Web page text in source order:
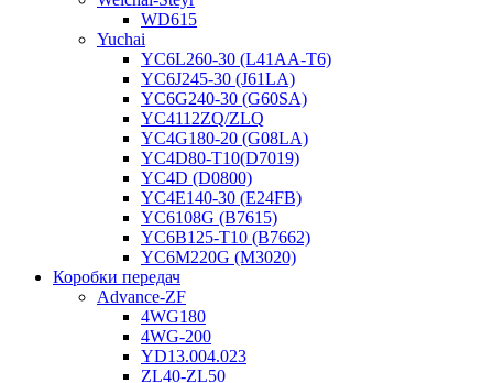
WD615
Yuchai
YC6L260-30 (L41AA-T6)
YC6J245-30 (J61LA)
YC6G240-30 (G60SA)
YC4112ZQ/ZLQ
YC4G180-20 (G08LA)
YC4D80-T10(D7019)
YC4D (D0800)
YC4E140-30 (E24FB)
YC6108G (B7615)
YC6B125-T10 (B7662)
YC6M220G (M3020)
Коробки передач
Advance-ZF
4WG180
4WG-200
YD13.004.023
ZL40-ZL50